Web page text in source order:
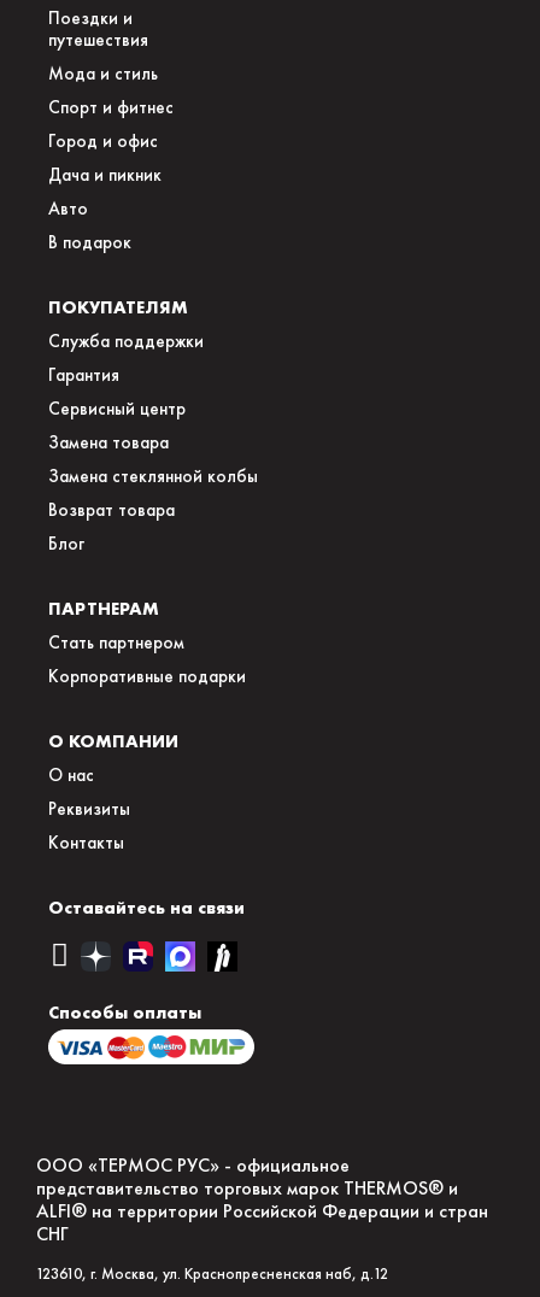
Поездки и
путешествия
Мода и стиль
Спорт и фитнес
Город и офис
Дача и пикник
Авто
В подарок
ПОКУПАТЕЛЯМ
Служба поддержки
Гарантия
Сервисный центр
Замена товара
Замена стеклянной колбы
Возврат товара
Блог
ПАРТНЕРАМ
Стать партнером
Корпоративные подарки
О КОМПАНИИ
О нас
Реквизиты
Контакты
Оставайтесь на связи
Способы оплаты
ООО «ТЕРМОС РУС» - официальное
представительство торговых марок THERMOS® и
ALFI® на территории Российской Федерации и стран
СНГ
123610, г. Москва, ул. Краснопресненская наб, д.12